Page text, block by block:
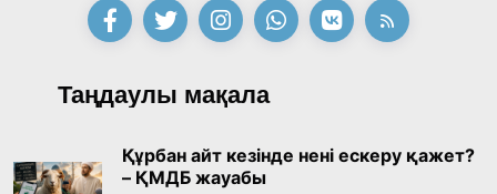
09:21, 21 Шілде 2026
Абайдың адам тәрбиесі туралы
көзқарастарының өзектілігі
18:59, 20 Шілде 2026
Таңдаулы мақала
Құрбан айт кезінде нені ескеру қажет?
– ҚМДБ жауабы